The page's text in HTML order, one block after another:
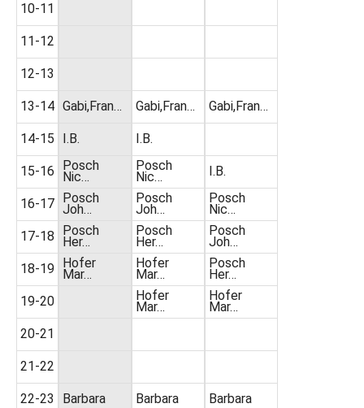
10-11
11-12
12-13
13-14
14-15
15-16
16-17
17-18
18-19
19-20
20-21
21-22
22-23
Gabi,Fran…
I.B.
Posch
Nic…
Posch
Joh…
Posch
Her…
Hofer
Mar…
Barbara
Gabi,Fran…
I.B.
Posch
Nic…
Posch
Joh…
Posch
Her…
Hofer
Mar…
Hofer
Mar…
Barbara
Gabi,Fran…
I.B.
Posch
Nic…
Posch
Joh…
Posch
Her…
Hofer
Mar…
Barbara